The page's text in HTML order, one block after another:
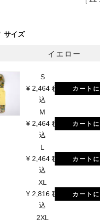
サイズ
イエロー
S
¥ 2,464 税
込
カート
M
¥ 2,464 税
込
カート
L
¥ 2,464 税
込
カート
XL
¥ 2,816 税
込
カート
2XL